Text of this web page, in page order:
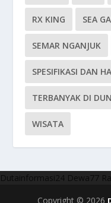
RX KING SEA
SEMAR NGANJUK
SPESIFIKASI DAN
TERBANYAK DI
WISATA
Dutainformasi24 Dewa77
Copyright © 2026